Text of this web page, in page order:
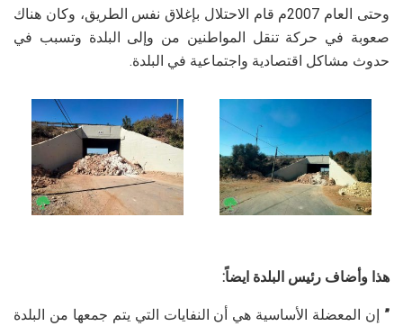
وحتى العام 2007م قام الاحتلال بإغلاق نفس الطريق، وكان هناك
صعوبة في حركة تنقل المواطنين من وإلى البلدة وتسبب في
حدوث مشاكل اقتصادية واجتماعية في البلدة.
هذا وأضاف رئيس البلدة ايضاً:
” إن المعضلة الأساسية هي أن النفايات التي يتم جمعها من البلدة